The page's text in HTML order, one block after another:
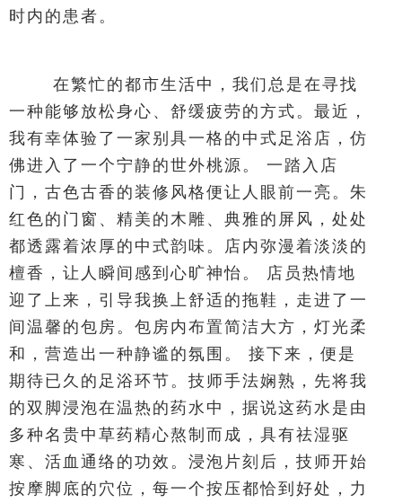
时内的患者。
在繁忙的都市生活中，我们总是在寻找
一种能够放松身心、舒缓疲劳的方式。最近，
我有幸体验了一家别具一格的中式足浴店，仿
佛进入了一个宁静的世外桃源。 一踏入店
门，古色古香的装修风格便让人眼前一亮。朱
红色的门窗、精美的木雕、典雅的屏风，处处
都透露着浓厚的中式韵味。店内弥漫着淡淡的
檀香，让人瞬间感到心旷神怡。 店员热情地
迎了上来，引导我换上舒适的拖鞋，走进了一
间温馨的包房。包房内布置简洁大方，灯光柔
和，营造出一种静谧的氛围。 接下来，便是
期待已久的足浴环节。技师手法娴熟，先将我
的双脚浸泡在温热的药水中，据说这药水是由
多种名贵中草药精心熬制而成，具有祛湿驱
寒、活血通络的功效。浸泡片刻后，技师开始
按摩脚底的穴位，每一个按压都恰到好处，力